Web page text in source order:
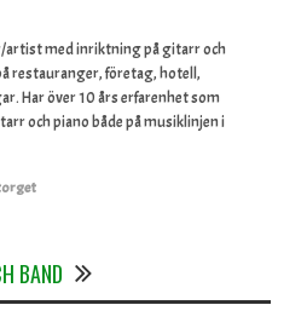
artist med inriktning på gitarr och
restauranger, företag, hotell,
Har över 10 års erfarenhet som
och piano både på musiklinjen i
BAND